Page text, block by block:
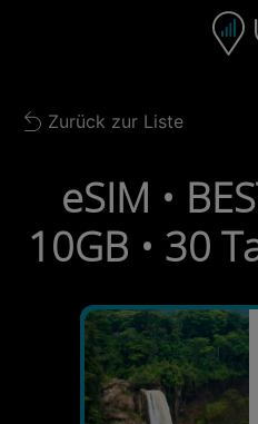
Navigationsleiste
Back to list
Zurück zur Liste
eSIM •
10GB • 30